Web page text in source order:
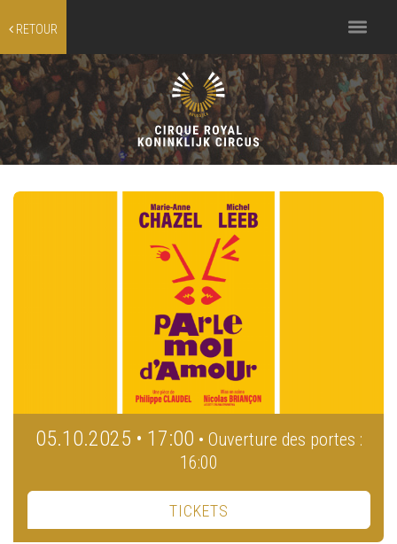
RETOUR
Toggle
navigation
05.10.2025 • 17:00 • Ouverture des portes :
16:00
TICKETS